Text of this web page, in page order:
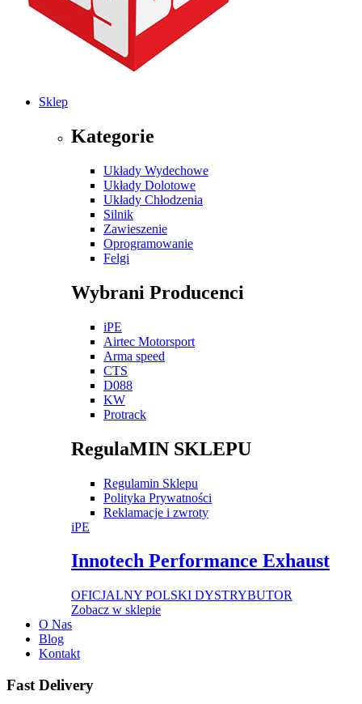
Sklep
Kategorie
Układy Wydechowe
Układy Dolotowe
Układy Chłodzenia
Silnik
Zawieszenie
Oprogramowanie
Felgi
Wybrani Producenci
iPE
Airtec Motorsport
Arma speed
CTS
D088
KW
Protrack
RegulaMIN SKLEPU
Regulamin Sklepu
Polityka Prywatności
Reklamacje i zwroty
iPE
Innotech Performance Exhaust
OFICJALNY POLSKI DYSTRYBUTOR
Zobacz w sklepie
O Nas
Blog
Kontakt
Fast Delivery